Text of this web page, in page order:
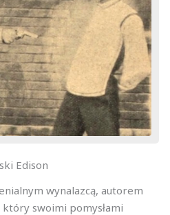
Edison
wynalazcą, autorem
swoimi pomysłami